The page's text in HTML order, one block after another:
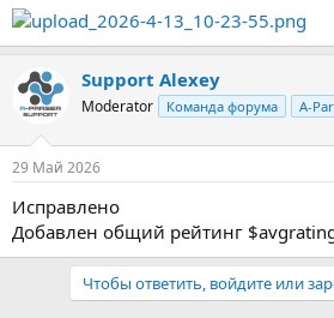
ы
л
а
Support Alexey
Moderator Команда форума A-
29 Май 2026
Исправлено
Добавлен общий рейтинг
Чтобы ответить, войдите или